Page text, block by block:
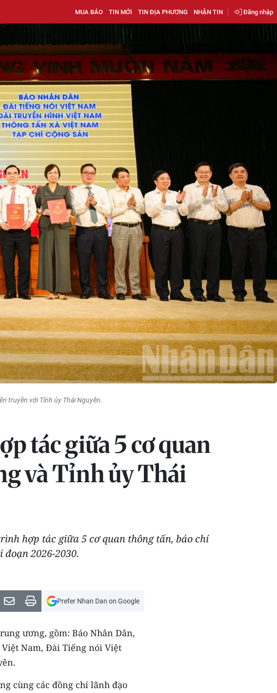
MUA BÁO TIN MỚI TIN ĐỊA PHƯƠNG NHẬN TIN Đăng nhập
truyền với Tỉnh ủy Thái Nguyên.
tác giữa 5 cơ quan
và Tỉnh ủy Thái
hợp tác giữa 5 cơ quan thông tấn, báo chí
2026-2030.
Prefer Nhan Dan on Google
ương, gồm: Báo Nhân Dân,
Nam, Đài Tiếng nói Việt
cùng các đồng chí lãnh đạo